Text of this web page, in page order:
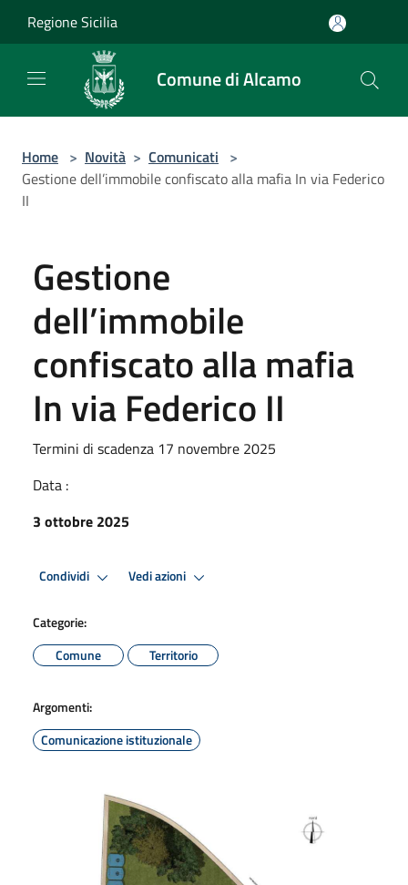
Regione Sicilia
Comune di Alcamo
Home > Novità > Comunicati >
Gestione dell’immobile confiscato alla mafia In via Federico
II
Gestione
dell’immobile
confiscato alla mafia
In via Federico II
Termini di scadenza 17 novembre 2025
Data :
3 ottobre 2025
Condividi Vedi azioni
Categorie:
Comune
Territorio
Argomenti:
Comunicazione istituzionale